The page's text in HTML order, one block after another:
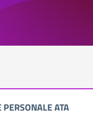
PERSONALE ATA